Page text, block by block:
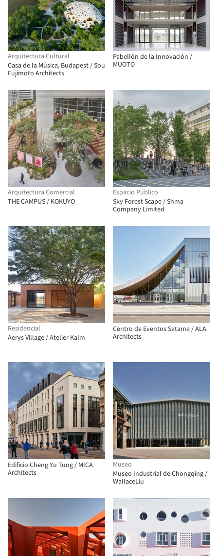
Arquitectura Cultural
Casa de la Música, Budapest / Sou
Fujimoto Architects
Pabellón de la Innovación /
MUOTO
Arquitectura Comercial
THE CAMPUS / KOKUYO
Espacio Público
Sky Forest Scape / Shma
Company Limited
Residencial
Aerys Village / Atelier Kalm
Centro de Eventos Satama / ALA
Architects
Edificio Cheng Yu Tung / MICA
Architects
Museo
Museo Industrial de Chongqing /
WallaceLiu